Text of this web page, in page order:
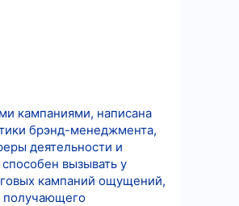
кампаниями, написана
брэнд-менеджмента,
деятельности и
вызывать у
кампаний ощущений,
получающего